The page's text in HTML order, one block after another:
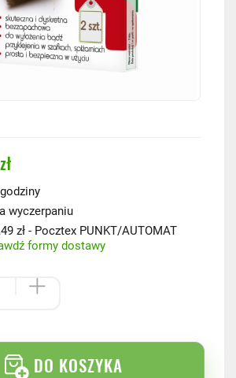
wyczerpaniu
zł - Pocztex PUNKT/AUTOMAT
formy dostawy
DO KOSZYKA